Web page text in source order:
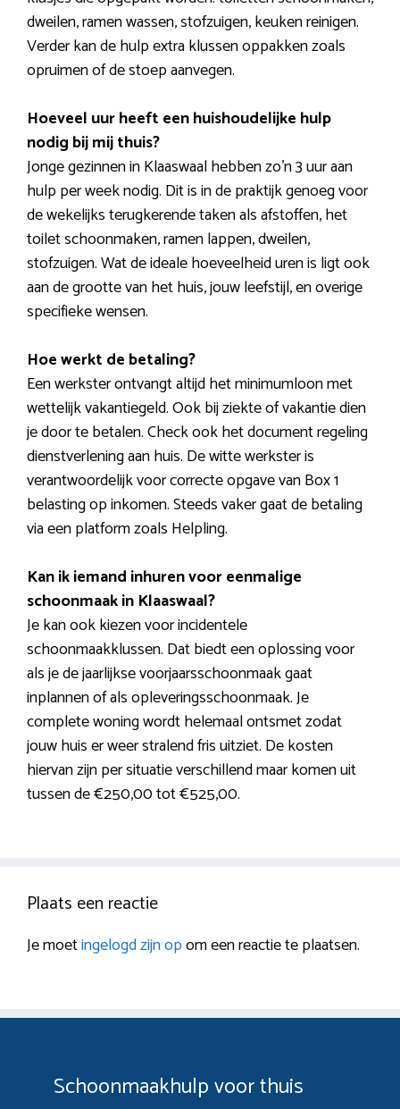
dweilen, ramen wassen, stofzuigen, keuken reinigen.
Verder kan de hulp extra klussen oppakken zoals
opruimen of de stoep aanvegen.
Hoeveel uur heeft een huishoudelijke hulp
nodig bij mij thuis?
Jonge gezinnen in Klaaswaal hebben zo’n 3 uur aan
hulp per week nodig. Dit is in de praktijk genoeg voor
de wekelijks terugkerende taken als afstoffen, het
toilet schoonmaken, ramen lappen, dweilen,
stofzuigen. Wat de ideale hoeveelheid uren is ligt ook
aan de grootte van het huis, jouw leefstijl, en overige
specifieke wensen.
Hoe werkt de betaling?
Een werkster ontvangt altijd het minimumloon met
wettelijk vakantiegeld. Ook bij ziekte of vakantie dien
je door te betalen. Check ook het document regeling
dienstverlening aan huis. De witte werkster is
verantwoordelijk voor correcte opgave van Box 1
belasting op inkomen. Steeds vaker gaat de betaling
via een platform zoals Helpling.
Kan ik iemand inhuren voor eenmalige
schoonmaak in Klaaswaal?
Je kan ook kiezen voor incidentele
schoonmaakklussen. Dat biedt een oplossing voor
als je de jaarlijkse voorjaarsschoonmaak gaat
inplannen of als opleveringsschoonmaak. Je
complete woning wordt helemaal ontsmet zodat
jouw huis er weer stralend fris uitziet. De kosten
hiervan zijn per situatie verschillend maar komen uit
tussen de €250,00 tot €525,00.
Plaats een reactie
Je moetingelogd zijn opom een reactie te plaatsen.
Schoonmaakhulp voor thuis